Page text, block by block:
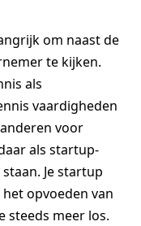
om naast de
te kijken.
als
vaardigheden
voor
als startup-
Je startup
opvoeden van
steeds meer los.